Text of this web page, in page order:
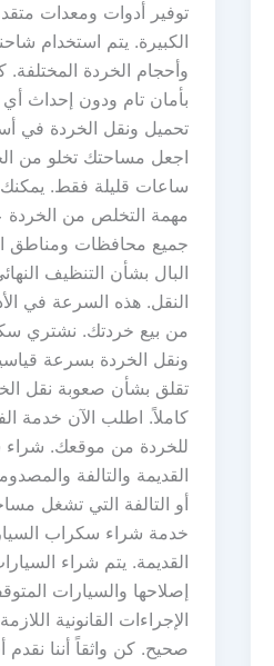
توفير أدوات ومعدات
الكبيرة. يتم استخدام
وأحجام الخردة المختلفة.
بأمان تام ودون إحداث
تحميل ونقل الخردة في
اجعل مساحتك تخلو من
ساعات قليلة فقط.
مهمة التخلص من الخردة
جميع محافظات ومناطق
البال بشأن التنظيف
النقل. هذه السرعة في
من بيع خردتك. نشتري
ونقل الخردة بسرعة
تقلق بشأن صعوبة نقل
كاملاً. اطلب الآن خدمة
للخردة من موقعك. شراء
القديمة والتالفة
أو التالفة التي تشغل
خدمة شراء سكراب
القديمة. يتم شراء
إصلاحها والسيارات
الإجراءات القانونية
صحيح. كن واثقاً أننا